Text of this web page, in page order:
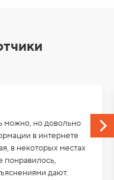
можно, но довольно
в интернете
в некоторых местах
понравилось,
дают.